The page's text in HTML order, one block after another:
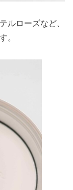
ルローズなど、
。